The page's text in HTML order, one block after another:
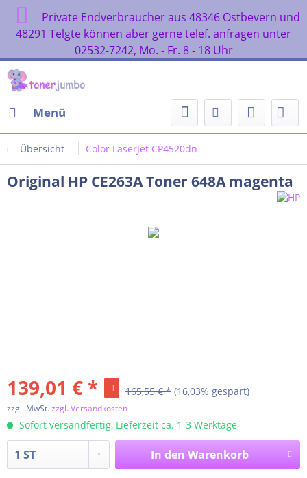
Private Endverbraucher aus 48346 Ostbevern und
48291 Telgte können aber gerne telef. anfragen unter
02532-7242, Mo. - Fr. 8 - 18 Uhr
Menü
Übersicht Color LaserJet CP4520dn
Original HP CE263A Toner 648A magenta
139,01 € * 165,55 € * (16,03% gespart)
zzgl. MwSt.zzgl. Versandkosten
Sofort versandfertig, Lieferzeit ca. 1-3 Werktage
In den Warenkorb